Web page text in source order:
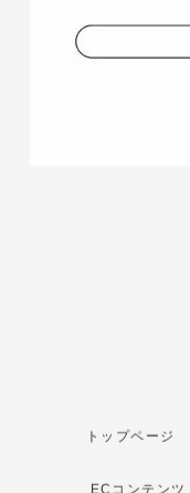
トップページ
ECコンテンツ